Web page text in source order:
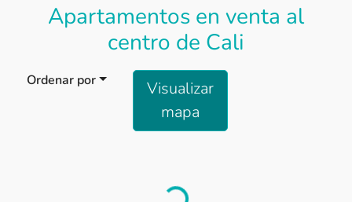
Apartamentos en venta al
centro de Cali
Ordenar por
Visualizar
mapa
Load